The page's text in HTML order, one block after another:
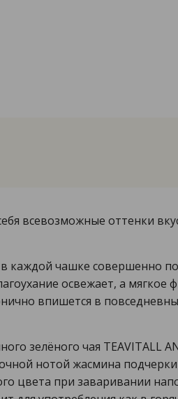
всевозможные оттенки
каждой чашке совершенно
освежает, а мягкое
впишется в
зелёного чая TEAVITALL
нотой жасмина
цвета при заваривании